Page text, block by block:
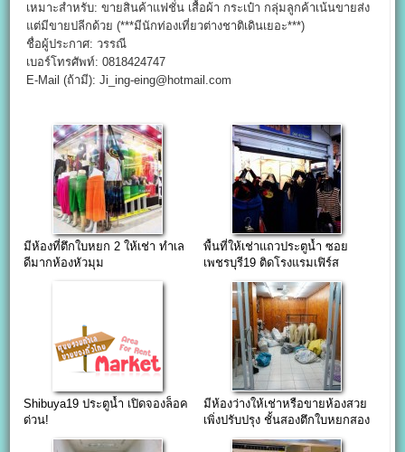
เหมาะสำหรับ: ขายสินค้าแฟชั่น เสื้อผ้า กระเป๋า กลุ่มลูกค้าเน้นขายส่ง
แต่มีขายปลีกด้วย (***มีนักท่องเที่ยวต่างชาติเดินเยอะ***)
ชื่อผู้ประกาศ: วรรณี
เบอร์โทรศัพท์: 0818424747
E-Mail (ถ้ามี): Ji_ing-eing@hotmail.com
มีห้องที่ตึกใบหยก 2 ให้เช่า ทำเล
ดีมากห้องหัวมุม
พื้นที่ให้เช่าแถวประตูน้ำ ซอย
เพชรบุรี19 ติดโรงแรมเฟิร์ส
Shibuya19 ประตูน้ำ เปิดจองล็อค
ด่วน!
มีห้องว่างให้เช่าหรือขายห้องสวย
เพิ่งปรับปรุง ชั้นสองตึกใบหยกสอง